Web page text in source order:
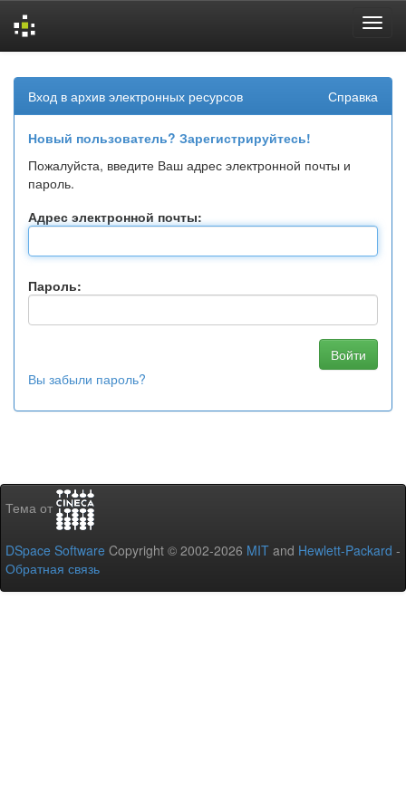
navigation
Вход в архив электронных ресурсов Справка
Новый пользователь? Зарегистрируйтесь!
Пожалуйста, введите Ваш адрес электронной почты и
пароль.
Адрес электронной почты:
Пароль:
Вы забыли пароль?
Тема от
DSpace Software Copyright © 2002-2026 MIT and Hewlett-Packard -
Обратная связь